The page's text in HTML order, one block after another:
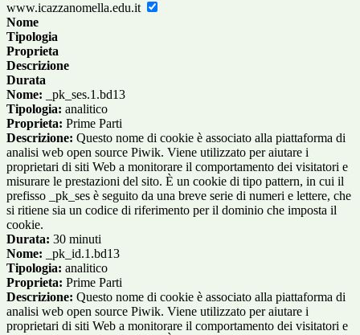
www.icazzanomella.edu.it
Nome
Tipologia
Proprieta
Descrizione
Durata
Nome: _pk_ses.1.bd13
Tipologia: analitico
Proprieta: Prime Parti
Descrizione: Questo nome di cookie è associato alla piattaforma di
analisi web open source Piwik. Viene utilizzato per aiutare i
proprietari di siti Web a monitorare il comportamento dei visitatori e
misurare le prestazioni del sito. È un cookie di tipo pattern, in cui il
prefisso _pk_ses è seguito da una breve serie di numeri e lettere, che
si ritiene sia un codice di riferimento per il dominio che imposta il
cookie.
Durata: 30 minuti
Nome: _pk_id.1.bd13
Tipologia: analitico
Proprieta: Prime Parti
Descrizione: Questo nome di cookie è associato alla piattaforma di
analisi web open source Piwik. Viene utilizzato per aiutare i
proprietari di siti Web a monitorare il comportamento dei visitatori e